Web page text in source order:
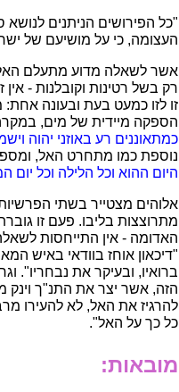
"כל הפירושים הניתנים
העצומה, כי על מושיעם של
אשר לשאלה מדוע מתעלם
רק בשל רטינות וקובלנות -
זו לזו כמעט בעת ובעונה אחת:
הספקה מיידית של מים,
כמתאוננים רע באוזני יהוה
נוספת כמו מתחרט האל,
היום ההוא וכל הלילה וכל
אלוהים מצטייר בשתי
מתרוצצות בליבו. פעם זו
"דיכאון אוחז בוודאי באיש
ברואיו, ובעיקר את נבחריו".
הזה, אשר יצר את התנ"ך וינק
להרגיז את האל, לא להעירו
כל כך על האל".
מובאות: